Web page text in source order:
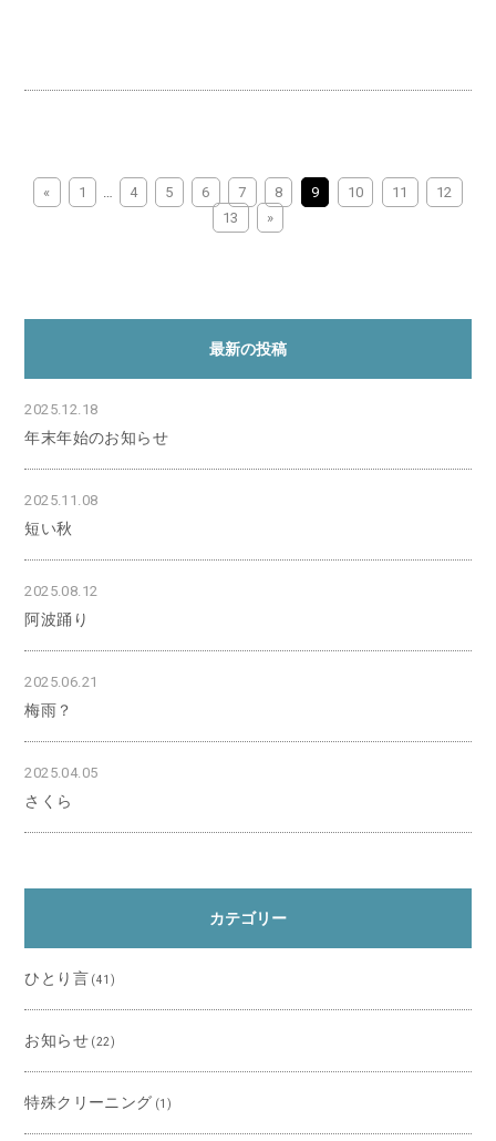
« 1 4 5 6 7 8 9 10 11
12
13
»
最新の投稿
2025.12.18
年末年始のお知らせ
2025.11.08
短い秋
2025.08.12
阿波踊り
2025.06.21
梅雨？
2025.04.05
さくら
カテゴリー
ひとり言 (41)
お知らせ (22)
特殊クリーニング (1)